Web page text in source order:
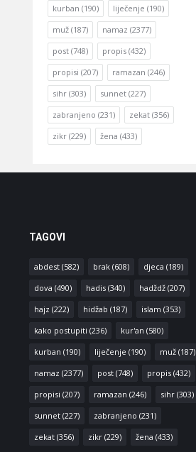
kurban (190) liječenje (190)
muž (187) namaz (2377)
post (748) propis (432)
propisi (207) ramazan (246)
sihr (303) sunnet (227)
zabranjeno (231) zekat (356)
zikr (229) žena (433)
TAGOVI
abdest(582) brak(608) djeca (189)
dova (490) hadis(340) hadždž(207)
hajz (222) hidžab (187) islam (353)
kako postupiti (236) kur'an (580)
kurban (190) liječenje (190) muž(187)
namaz (2377) post(748) propis(432)
propisi (207) ramazan (246) sihr(303)
sunnet(227) zabranjeno (231)
zekat(356) zikr(229) žena (433)